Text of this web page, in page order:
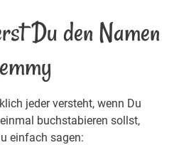
Du den Namen
jeder versteht, wenn Du
einmal buchstabieren sollst,
einfach sagen: